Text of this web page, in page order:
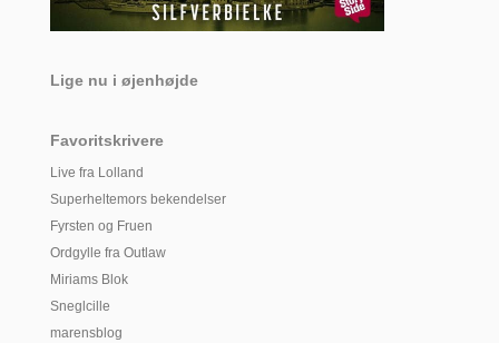
Lige nu i øjenhøjde
Favoritskrivere
Live fra Lolland
Superheltemors bekendelser
Fyrsten og Fruen
Ordgylle fra Outlaw
Miriams Blok
Sneglcille
marensblog